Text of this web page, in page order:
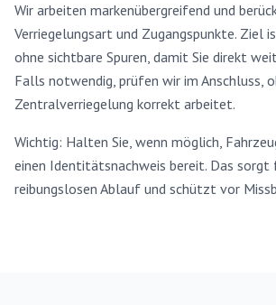
Wir arbeiten markenübergreifend und
Verriegelungsart und Zugangspunkte. Ziel
ohne sichtbare Spuren, damit Sie direkt
Falls notwendig, prüfen wir im Anschluss,
Zentralverriegelung korrekt arbeitet.
Wichtig: Halten Sie, wenn möglich,
einen Identitätsnachweis bereit. Das sorgt
reibungslosen Ablauf und schützt vor